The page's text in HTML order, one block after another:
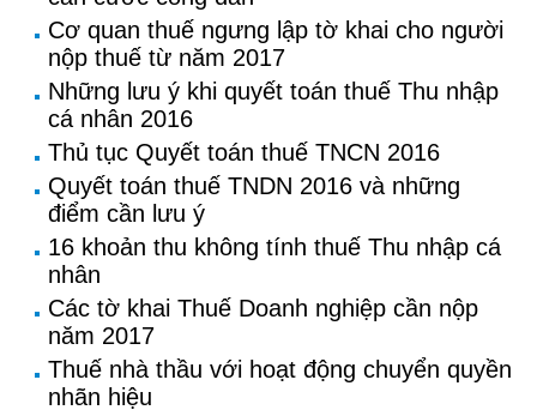
Cơ quan thuế ngưng lập tờ khai cho người
nộp thuế từ năm 2017
Những lưu ý khi quyết toán thuế Thu nhập
cá nhân 2016
Thủ tục Quyết toán thuế TNCN 2016
Quyết toán thuế TNDN 2016 và những
điểm cần lưu ý
16 khoản thu không tính thuế Thu nhập cá
nhân
Các tờ khai Thuế Doanh nghiệp cần nộp
năm 2017
Thuế nhà thầu với hoạt động chuyển quyền
nhãn hiệu